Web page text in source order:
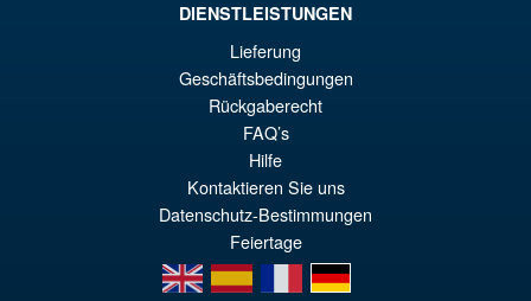
VORBESTELLUNGEN
DIENSTLEISTUNGEN
Lieferung
Geschäftsbedingungen
Rückgaberecht
FAQ’s
Hilfe
Kontaktieren Sie uns
Datenschutz-Bestimmungen
Feiertage
en
es fr de